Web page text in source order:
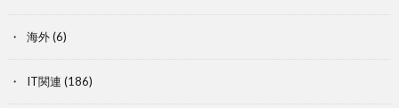
海外(6)
IT関連 (186)